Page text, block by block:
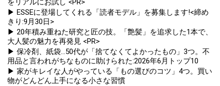
をリアルにお試し <PR>
▶ ESSEに登場してくれる「読者モデル」を募集します!<締め
きり:9月30日>
▶ 20年積み重ねた研究と匠の技。「艶髪」を追求した1本で、
大人髪の魅力を再発見 <PR>
▶ 保冷剤、紙袋...50代が「捨てなくてよかったもの」3つ。不
用品と言われがちなものに助けられた:2026年6月トップ10
▶ 家がキレイな人がやっている「もの選びのコツ」4つ。買い
物がどんどん上手になる小さな習慣